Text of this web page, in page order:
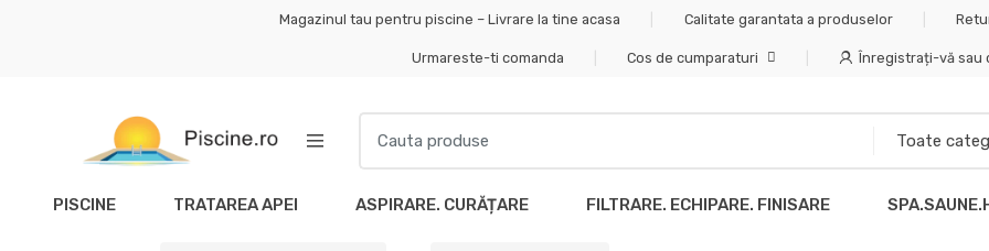
Magazinul tau pentru piscine – Livrare la tine acasa Calitate garantata a produselor
Urmareste-ti comanda Cos de cumparaturi Înregistrați-vă sau
for:
PISCINE TRATAREA APEI ASPIRARE. CURĂȚARE FILTRARE. ECHIPARE. FINISARE